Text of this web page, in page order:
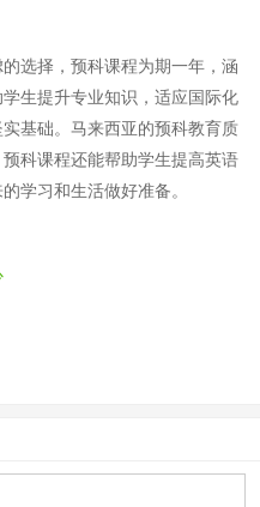
选择，预科课程为期一年，涵
生提升专业知识，适应国际化
基础。马来西亚的预科教育质
科课程还能帮助学生提高英语
学习和生活做好准备。